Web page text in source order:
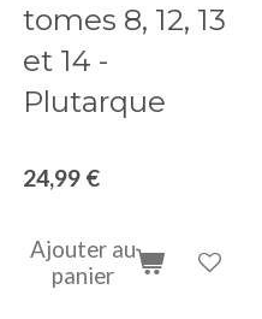
tomes 8, 12, 13
et 14 -
Plutarque
24,99 €
Ajouter au
panier